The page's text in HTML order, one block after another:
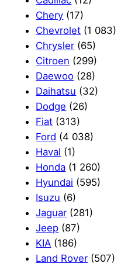
Chery (17)
Chevrolet (1 083)
Chrysler (65)
Citroen (299)
Daewoo (28)
Daihatsu (32)
Dodge (26)
Fiat (313)
Ford (4 038)
Haval (1)
Honda (1 260)
Hyundai (595)
Isuzu (6)
Jaguar (281)
Jeep (87)
KIA (186)
Land Rover (507)